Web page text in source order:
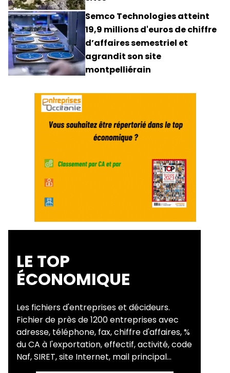
Semco Technologies atteint
19,9 millions d'euros de chiffre
d’affaires semestriel et
agrandit son site
montpelliérain
LE TOP
ÉCONOMIQUE
Les fichiers d'entreprises et décideurs.
Fichier de près de 1200 entreprises avec
adresse, téléphone, fax, chiffre d'affaires, %
du CA à l'exportation, effectif, activité, code
Naf, SIRET, site Internet, mail principal...